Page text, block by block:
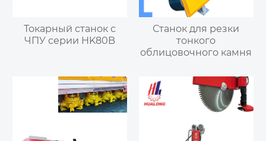
Токарный станок с
ЧПУ серии HK80B
Станок для резки
тонкого
облицовочного камня